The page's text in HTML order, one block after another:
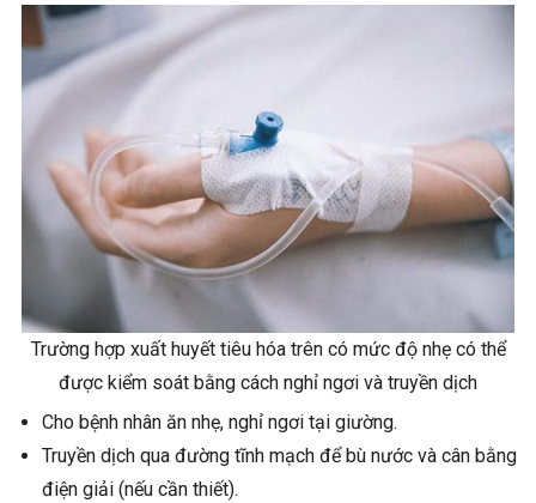
Trường hợp xuất huyết tiêu hóa trên có mức độ nhẹ có thể
được kiểm soát bằng cách nghỉ ngơi và truyền dịch
Cho bệnh nhân ăn nhẹ, nghỉ ngơi tại giường.
Truyền dịch qua đường tĩnh mạch để bù nước và cân bằng
điện giải (nếu cần thiết).